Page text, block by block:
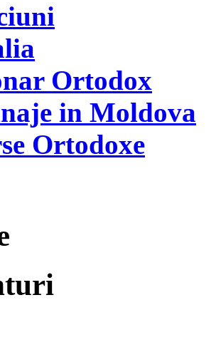
Ortodox
in Moldova
Ortodoxe